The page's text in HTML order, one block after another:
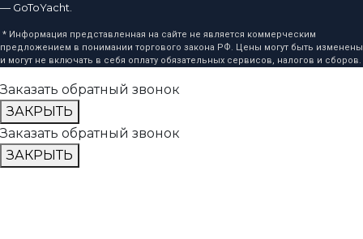
— GoToYacht.
* Информация представленная на сайте не является коммерческим
предложением в понимании торгового закона РФ. Цены могут быть изменены
и могут не включать в себя оплату обязательных сервисов, налогов и сборов.
Заказать обратный звонок
ЗАКРЫТЬ
Заказать обратный звонок
ЗАКРЫТЬ